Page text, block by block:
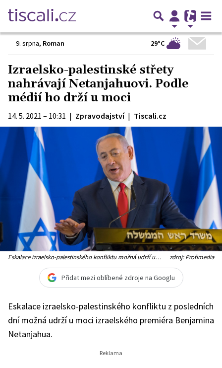
9. srpna, Roman 29°C
Izraelsko-palestinské střety
nahrávají Netanjahuovi. Podle
médií ho drží u moci
14. 5. 2021 – 10:31 | Zpravodajství | Tiscali.cz
Eskalace izraelsko-palestinského konfliktu možná udrží u zdroj: Profimedia
Přidat mezi oblíbené zdroje na Googlu
Eskalace izraelsko-palestinského konfliktu z posledních
dní možná udrží u moci izraelského premiéra Benjamina
Netanjahua.